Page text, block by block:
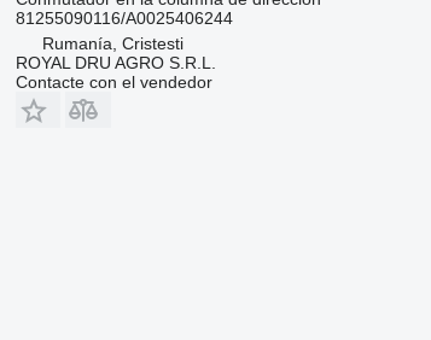
81255090116/A0025406244
Rumanía, Cristesti
ROYAL DRU AGRO S.R.L.
Contacte con el vendedor